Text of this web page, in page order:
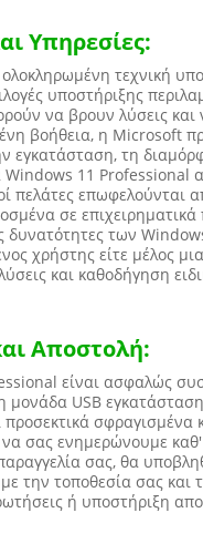
Υπηρεσίες:
τεχνική
υποστήριξης
να βρουν λύσεις και
βοήθεια, η Microsoft
εγκατάσταση, τη
Windows 11 Professional
πελάτες
σε
δυνατότητες των
χρήστης είτε μέλος
και καθοδήγηση
Αποστολή:
είναι ασφαλώς
μονάδα USB
σας ενημερώνουμε καθ'
σας, θα
την τοποθεσία σας και
ή υποστήριξη